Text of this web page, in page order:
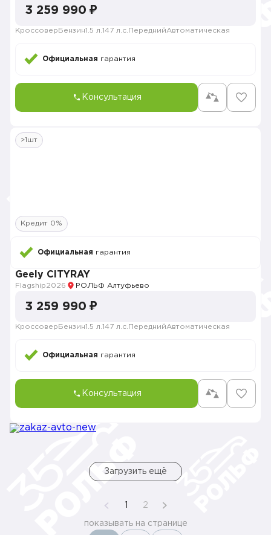
3 259 990 ₽
Кроссовер Бензин1.5 л. 147 л.с. ПереднийАвтоматическая
Официальная гарантия
Консультация
>1шт
Кредит 0%
Официальная гарантия
Geely CITYRAY
Flagship2026 РОЛЬФ Алтуфьево
3 259 990 ₽
Кроссовер Бензин1.5 л. 147 л.с. ПереднийАвтоматическая
Официальная гарантия
Консультация
Загрузить ещё
2
показывать на странице